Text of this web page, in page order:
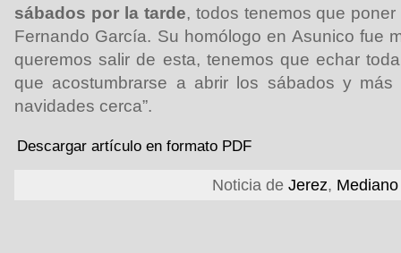
sábados por la tarde, todos tenemos que
Fernando García. Su homólogo en Asunico fue
queremos salir de esta, tenemos que echar
que acostumbrarse a abrir los sábados y
navidades cerca”.
Descargar artículo en formato PDF
Noticia de Jerez,